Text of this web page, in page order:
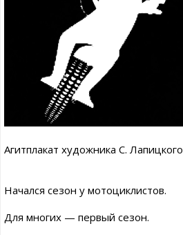
Агитплакат художника С. Лапицкого
Начался сезон у мотоциклистов.
Для многих — первый сезон.